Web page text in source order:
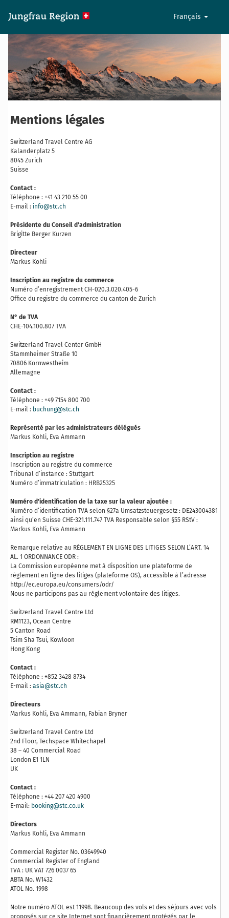
Français
Mentions légales
Switzerland Travel Centre AG
Kalanderplatz 5
8045 Zurich
Suisse
Contact :
Téléphone : +41 43 210 55 00
E-mail : info@stc.ch
Présidente du Conseil d’administration
Brigitte Berger Kurzen
Directeur
Markus Kohli
Inscription au registre du commerce
Numéro d’enregistrement CH-020.3.020.405-6
Office du registre du commerce du canton de Zurich
N° de TVA
CHE-104.100.807 TVA
Switzerland Travel Center GmbH
Stammheimer Straße 10
70806 Kornwestheim
Allemagne
Contact :
Téléphone : +49 7154 800 700
E-mail : buchung@stc.ch
Représenté par les administrateurs délégués
Markus Kohli, Eva Ammann
Inscription au registre
Inscription au registre du commerce
Tribunal d’instance : Stuttgart
Numéro d’immatriculation : HRB25325
Numéro d’identification de la taxe sur la valeur ajoutée :
Numéro d’identification TVA selon §27a Umsatzsteuergesetz : DE243004381
ainsi qu’en Suisse CHE-321.111.747 TVA Responsable selon §55 RStV :
Markus Kohli, Eva Ammann
Remarque relative au RÈGLEMENT EN LIGNE DES LITIGES SELON L’ART. 14
AL. 1 ORDONNANCE ODR :
La Commission européenne met à disposition une plateforme de
règlement en ligne des litiges (plateforme OS), accessible à l’adresse
http://ec.europa.eu/consumers/odr/
Nous ne participons pas au règlement volontaire des litiges.
Switzerland Travel Centre Ltd
RM1123, Ocean Centre
5 Canton Road
Tsim Sha Tsui, Kowloon
Hong Kong
Contact :
Téléphone : +852 3428 8734
E-mail : asia@stc.ch
Directeurs
Markus Kohli, Eva Ammann, Fabian Bryner
Switzerland Travel Centre Ltd
2nd Floor, Techspace Whitechapel
38 – 40 Commercial Road
London E1 1LN
UK
Contact :
Téléphone : +44 207 420 4900
E-mail: booking@stc.co.uk
Directors
Markus Kohli, Eva Ammann
Commercial Register No. 03649940
Commercial Register of England
TVA : UK VAT 726 0037 65
ABTA No. W1432
ATOL No. 1998
Notre numéro ATOL est 11998. Beaucoup des vols et des séjours avec vols
proposés sur ce site Internet sont financièrement protégés par le